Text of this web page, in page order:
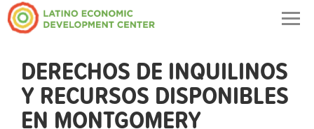
DERECHOS DE INQUILINOS
Y RECURSOS DISPONIBLES
EN MONTGOMERY